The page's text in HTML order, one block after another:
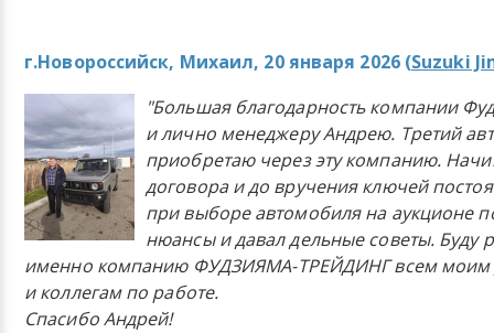
г.Новороссийск, Михаил, 20 января 2026 (Suzuki
"Большая благодарность компании
и лично менеджеру Андрею. Третий
приобретаю через эту компанию.
договора и до вручения ключей
при выборе автомобиля на аукционе
нюансы и давал дельные советы. Буду
именно компанию ФУДЗИЯМА-ТРЕЙДИНГ всем моим
и коллегам по работе.
Спасибо Андрей!